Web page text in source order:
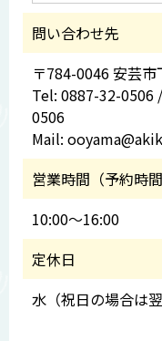
問い合わせ先
〒784-0046 安芸
Tel: 0887-32-0506
0506
Mail:
営業時間（予約時間
10:00～16:00
定休日
水（祝日の場合は